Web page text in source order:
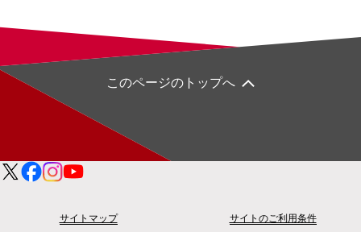
このページのトップへ
サイトマップ サイトのご利用条件